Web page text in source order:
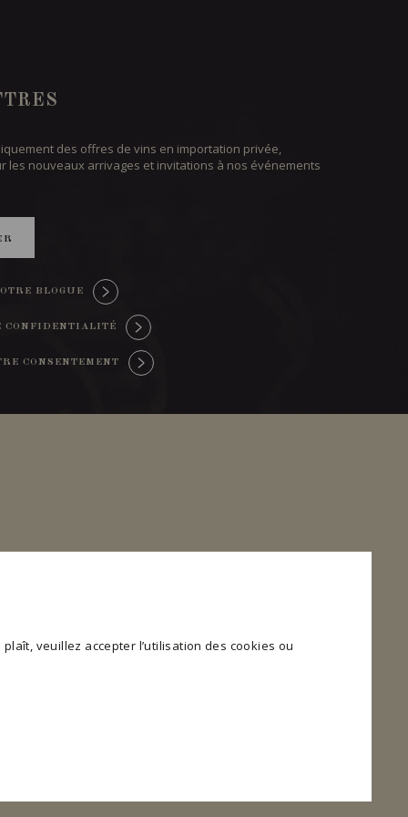
veuillez accepter l’utilisation des cookies ou
des offres de vins en importation privée,
les nouveaux arrivages et invitations à nos événements
BLOGUE
CONFIDENTIALITÉ
CONSENTEMENT